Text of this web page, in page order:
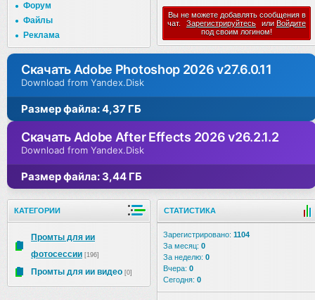
Форум
Файлы
Реклама
Вы не можете добавлять сообщения в
чат.
Зарегистрируйтесь или Войдите
под своим логином!
Скачать Adobe Photoshop 2026 v27.6.0.11
Download from Yandex.Disk
Размер файла: 4,37 ГБ
Скачать Adobe After Effects 2026 v26.2.1.2
Download from Yandex.Disk
Размер файла: 3,44 ГБ
КАТЕГОРИИ
Промты для ии
фотосессии [196]
Промты для ии видео [0]
СТАТИСТИКА
Зарегистрировано: 1104
За месяц: 0
За неделю: 0
Вчера: 0
Сегодня: 0